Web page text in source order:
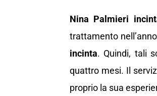
Nina Palmieri
trattamento
incinta. Quindi, tali
quattro mesi. Il
proprio la sua